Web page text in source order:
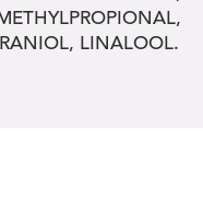
LINALOOL.